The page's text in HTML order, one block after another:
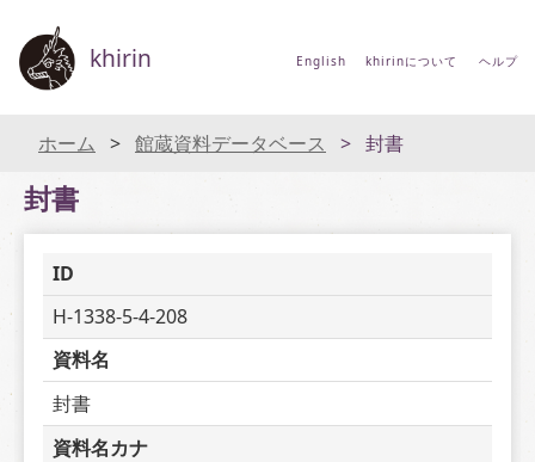
khirin English khirinについて ヘルプ
ホーム 館蔵資料データベース 封書
封書
ID
H-1338-5-4-208
資料名
封書
資料名カナ